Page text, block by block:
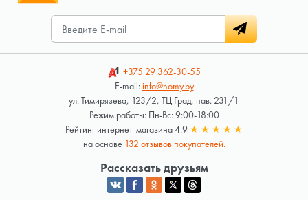
+375 29362-30-55
E-mail:info@homy.by
ул. Тимирязева, 123/2, ТЦ Град, пав. 231/1
Режим работы: Пн-Вс: 9:00-18:00
Рейтинг интернет-магазина 4.9 ★ ★ ★ ★ ★
на основе 132 отзывов покупателей.
Рассказать друзьям